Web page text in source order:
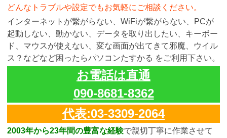
どんなトラブルや設定でもお気軽にご相談ください。
インターネットが繋がらない、WiFiが繋がらない、PCが
起動しない、動かない、データを取り出したい、キーボー
ド、マウスが使えない、変な画面が出てきて邪魔、ウイル
ス？などなど困ったらパソコンたすかる をご利用下さい。
お電話は直通
090-8681-8362
代表:03-3309-2064
2003年から23年間の豊富な経験で親切丁寧に作業させて